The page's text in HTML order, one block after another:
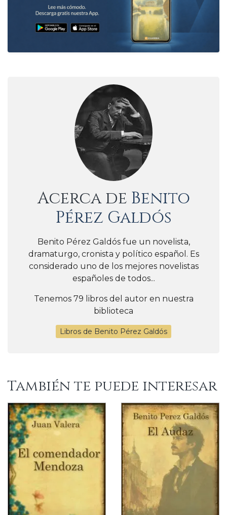
Acerca de Benito
Pérez Galdós
Benito Pérez Galdós fue un novelista,
dramaturgo, cronista y político español. Es
considerado uno de los mejores novelistas
españoles de todos...
Tenemos 79 libros del autor en nuestra
biblioteca
Libros de Benito Pérez Galdós
También te puede interesar